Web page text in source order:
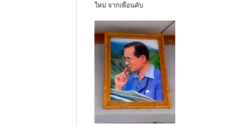
ใหม่ จากเพื่อนคับ